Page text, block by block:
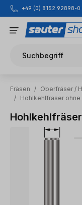
Zum Hauptinhalt
+49 (0) 8152 92898-0
Suchbegriff
Fräsen / Oberfräser /
/ Hohlkehlfräser